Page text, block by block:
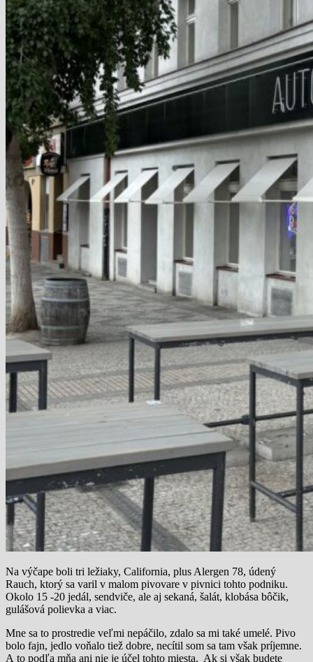
Na výčape boli tri ležiaky, California, plus Alergen 78, údený
Rauch, ktorý sa varil v malom pivovare v pivnici tohto podniku.
Okolo 15 -20 jedál, sendviče, ale aj sekaná, šalát, klobása bôčik,
gulášová polievka a viac.
Mne sa to prostredie veľmi nepáčilo, zdalo sa mi také umelé. Pivo
bolo fajn, jedlo voňalo tiež dobre, necítil som sa tam však príjemne.
A to podľa mňa ani nie je účel tohto miesta. Ak si však budete